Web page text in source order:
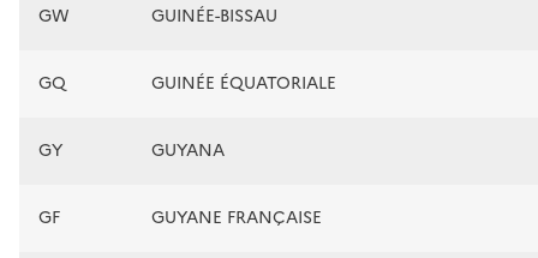
GW GUINÉE-BISSAU
GQ GUINÉE ÉQUATORIALE
GY GUYANA
GF GUYANE FRANÇAISE